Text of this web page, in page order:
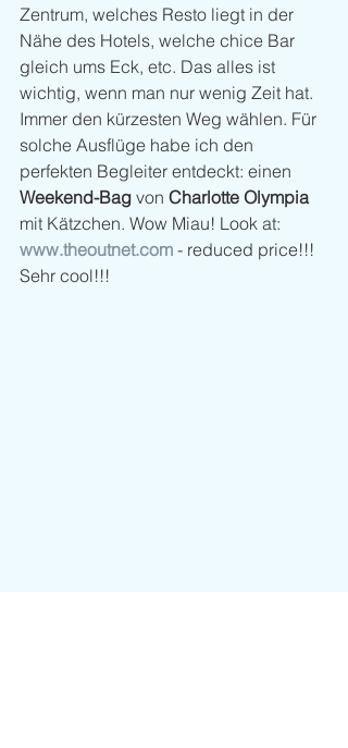
Zentrum, welches Resto liegt in der
Nähe des Hotels, welche chice Bar
gleich ums Eck, etc. Das alles ist
wichtig, wenn man nur wenig Zeit hat.
Immer den kürzesten Weg wählen. Für
solche Ausflüge habe ich den
perfekten Begleiter entdeckt: einen
Weekend-Bag von Charlotte Olympia
mit Kätzchen. Wow Miau! Look at:
www.theoutnet.com - reduced price!!!
Sehr cool!!!